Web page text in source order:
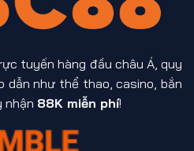
tuyến hàng đầu châu Á, quy
dẫn như thể thao, casino, bắn
nhận 88K miễn phí!